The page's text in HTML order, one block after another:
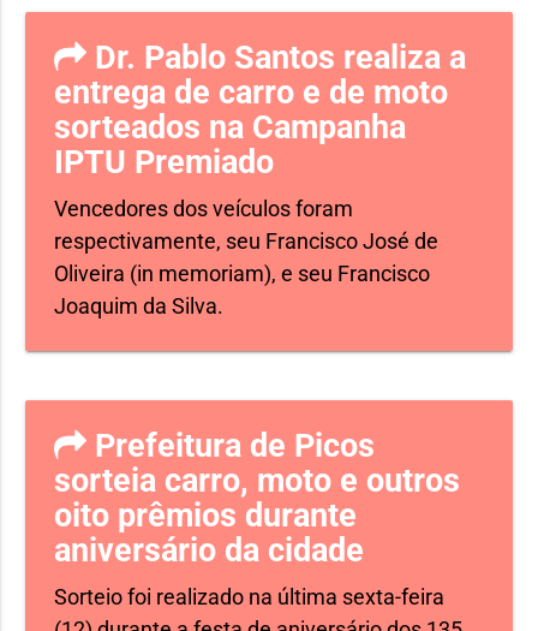
Dr. Pablo Santos realiza a
entrega de carro e de moto
sorteados na Campanha
IPTU Premiado
Vencedores dos veículos foram
respectivamente, seu Francisco José de
Oliveira (in memoriam), e seu Francisco
Joaquim da Silva.
Prefeitura de Picos
sorteia carro, moto e outros
oito prêmios durante
aniversário da cidade
Sorteio foi realizado na última sexta-feira